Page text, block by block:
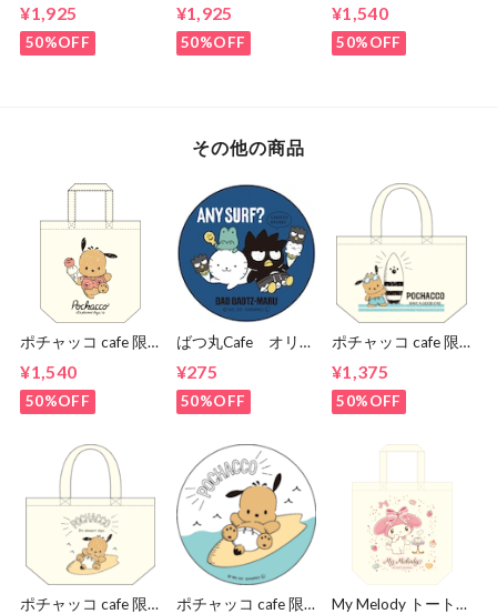
ツ（アイスクリーム
タイプ）
¥1,925
50%OFF
ツ（サングラスタイ
プ）
¥1,925
50%OFF
グ（サーフボードタ
イプ）
¥1,540
50%OFF
その他の商品
ポチャッコ cafe 限
グ（アイスクリーム
タイプ）
¥1,540
50%OFF
ばつ丸Cafe オリジ
ッヂ③
¥275
50%OFF
ポチャッコ cafe 限
ト（サングラスタイ
プ）
¥1,375
50%OFF
ポチャッコ cafe 限
ポチャッコ cafe 限
My Melody トートバ